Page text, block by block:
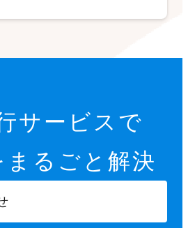
サービスで
まるごと解決